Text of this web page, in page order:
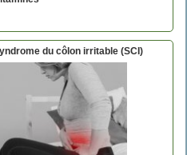
du côlon irritable (SCI)